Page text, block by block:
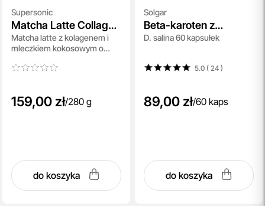
Supersonic
Matcha Latte Collagen
Marakuja
Matcha latte z kolagenem i
mleczkiem kokosowym o
159,00 zł/280 g
do koszyka
Solgar
Beta-karoten z
naturalnego źródła
D. salina 60 kapsułek
5.0 ( 24)
89,00 zł/60 kaps
do koszyka